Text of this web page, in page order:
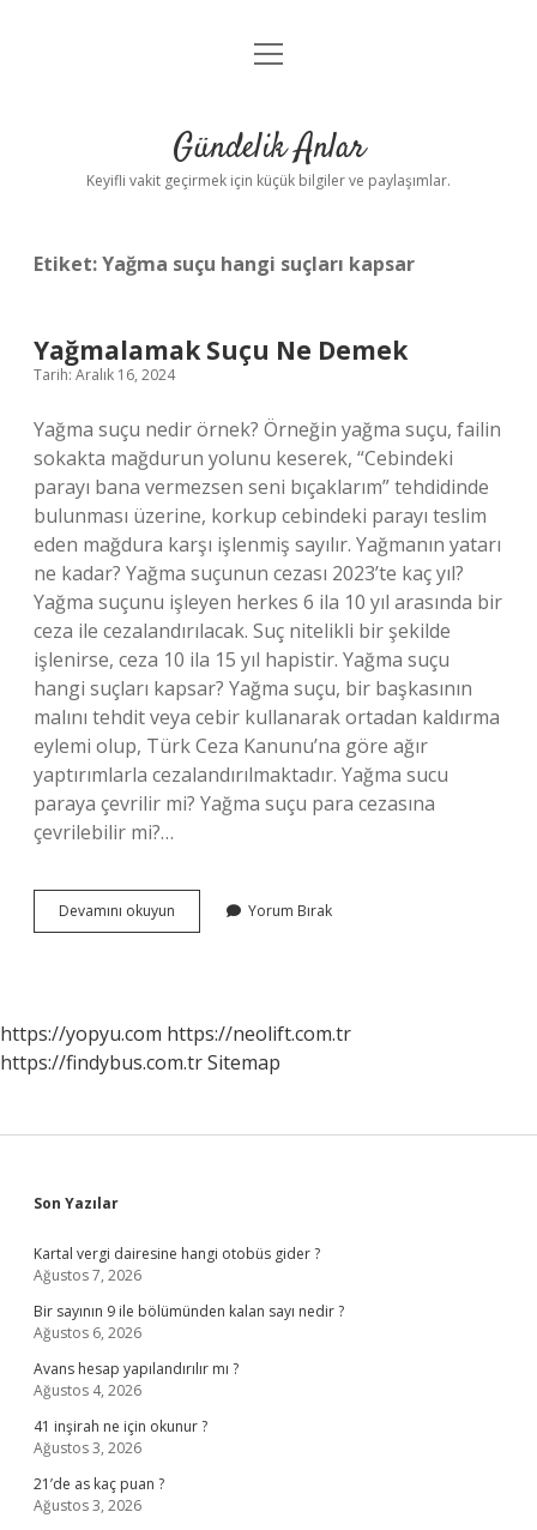
Anasayfa
Yasal Uyarı
menüyü
Gündelik Anlar
Keyifli vakit geçirmek için küçük bilgiler ve paylaşımlar.
Etiket:Yağma suçu hangi suçları kapsar
Yağmalamak Suçu Ne Demek
Tarih: Aralık 16, 2024
Yağma suçu nedir örnek? Örneğin yağma suçu, failin
sokakta mağdurun yolunu keserek, “Cebindeki
parayı bana vermezsen seni bıçaklarım” tehdidinde
bulunması üzerine, korkup cebindeki parayı teslim
eden mağdura karşı işlenmiş sayılır. Yağmanın yatarı
ne kadar? Yağma suçunun cezası 2023’te kaç yıl?
Yağma suçunu işleyen herkes 6 ila 10 yıl arasında bir
ceza ile cezalandırılacak. Suç nitelikli bir şekilde
işlenirse, ceza 10 ila 15 yıl hapistir. Yağma suçu
hangi suçları kapsar? Yağma suçu, bir başkasının
malını tehdit veya cebir kullanarak ortadan kaldırma
eylemi olup, Türk Ceza Kanunu’na göre ağır
yaptırımlarla cezalandırılmaktadır. Yağma sucu
paraya çevrilir mi? Yağma suçu para cezasına
çevrilebilir mi?…
Devamını okuyun Yağmalamak
Suçu
Yorum Bırak
https://yopyu.com https://neolift.com.tr
https://findybus.com.trSitemap
Sidebar
Son Yazılar
Kartal vergi dairesine hangi otobüs gider ?
Ağustos 7, 2026
Bir sayının 9 ile bölümünden kalan sayı nedir ?
Ağustos 6, 2026
Avans hesap yapılandırılır mı ?
Ağustos 4, 2026
41 inşirah ne için okunur ?
Ağustos 3, 2026
21’de as kaç puan ?
Ağustos 3, 2026